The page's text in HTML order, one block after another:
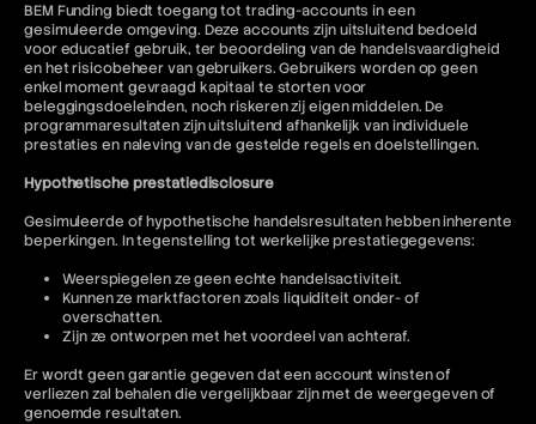
BEM Funding biedt toegang tot trading-accounts in een
gesimuleerde omgeving. Deze accounts zijn uitsluitend bedoeld
voor educatief gebruik, ter beoordeling van de handelsvaardigheid
en het risicobeheer van gebruikers. Gebruikers worden op geen
enkel moment gevraagd kapitaal te storten voor
beleggingsdoeleinden, noch riskeren zij eigen middelen. De
programmaresultaten zijn uitsluitend afhankelijk van individuele
prestaties en naleving van de gestelde regels en doelstellingen.
Hypothetische prestatiedisclosure
Gesimuleerde of hypothetische handelsresultaten hebben inherente
beperkingen. In tegenstelling tot werkelijke prestatiegegevens:
Weerspiegelen ze geen echte handelsactiviteit.
Kunnen ze marktfactoren zoals liquiditeit onder- of
overschatten.
Zijn ze ontworpen met het voordeel van achteraf.
Er wordt geen garantie gegeven dat een account winsten of
verliezen zal behalen die vergelijkbaar zijn met de weergegeven of
genoemde resultaten.